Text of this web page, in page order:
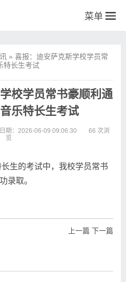
菜单
» 喜报：迪安萨克斯学校学员常
特长生考试
校学员常书豪顺利通
乐特长生考试
期：2026-06-09 09:06:30
66 次浏
览
生的考试中，我校学员常书
录取。
上一篇 下一篇